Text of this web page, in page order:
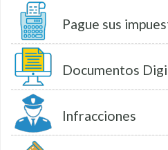
Pague sus
Documentos
Infracciones